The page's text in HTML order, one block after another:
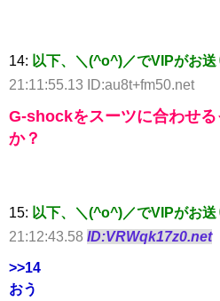
14: 以下、＼(^o^)／でVIPがお送
21:11:55.13 ID:au8t+fm50.net
G-shockをスーツに合わせ
か？
15: 以下、＼(^o^)／でVIPがお送
21:12:43.58 ID:VRWqk17z0.net
>>14
おう